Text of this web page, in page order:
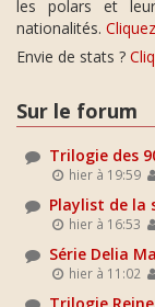
les polars et
nationalités.
Envie de stats ?
Sur le forum
Trilogie des
hier à 19:59
Playlist de la
hier à 16:53
Série Delia
hier à 11:02